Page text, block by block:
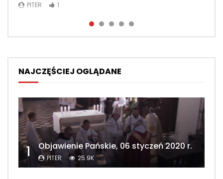
PITER 1
PITER 1
PITER 1
PITER 1
2020 r.
NAJCZĘŚCIEJ OGLĄDANE
1 Objawienie Pańskie, 06 styczeń 2020 r.
PITER 25.9K